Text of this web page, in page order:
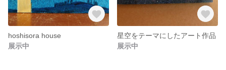
hoshisora house
展示中
星空をテーマにしたアート作品
展示中